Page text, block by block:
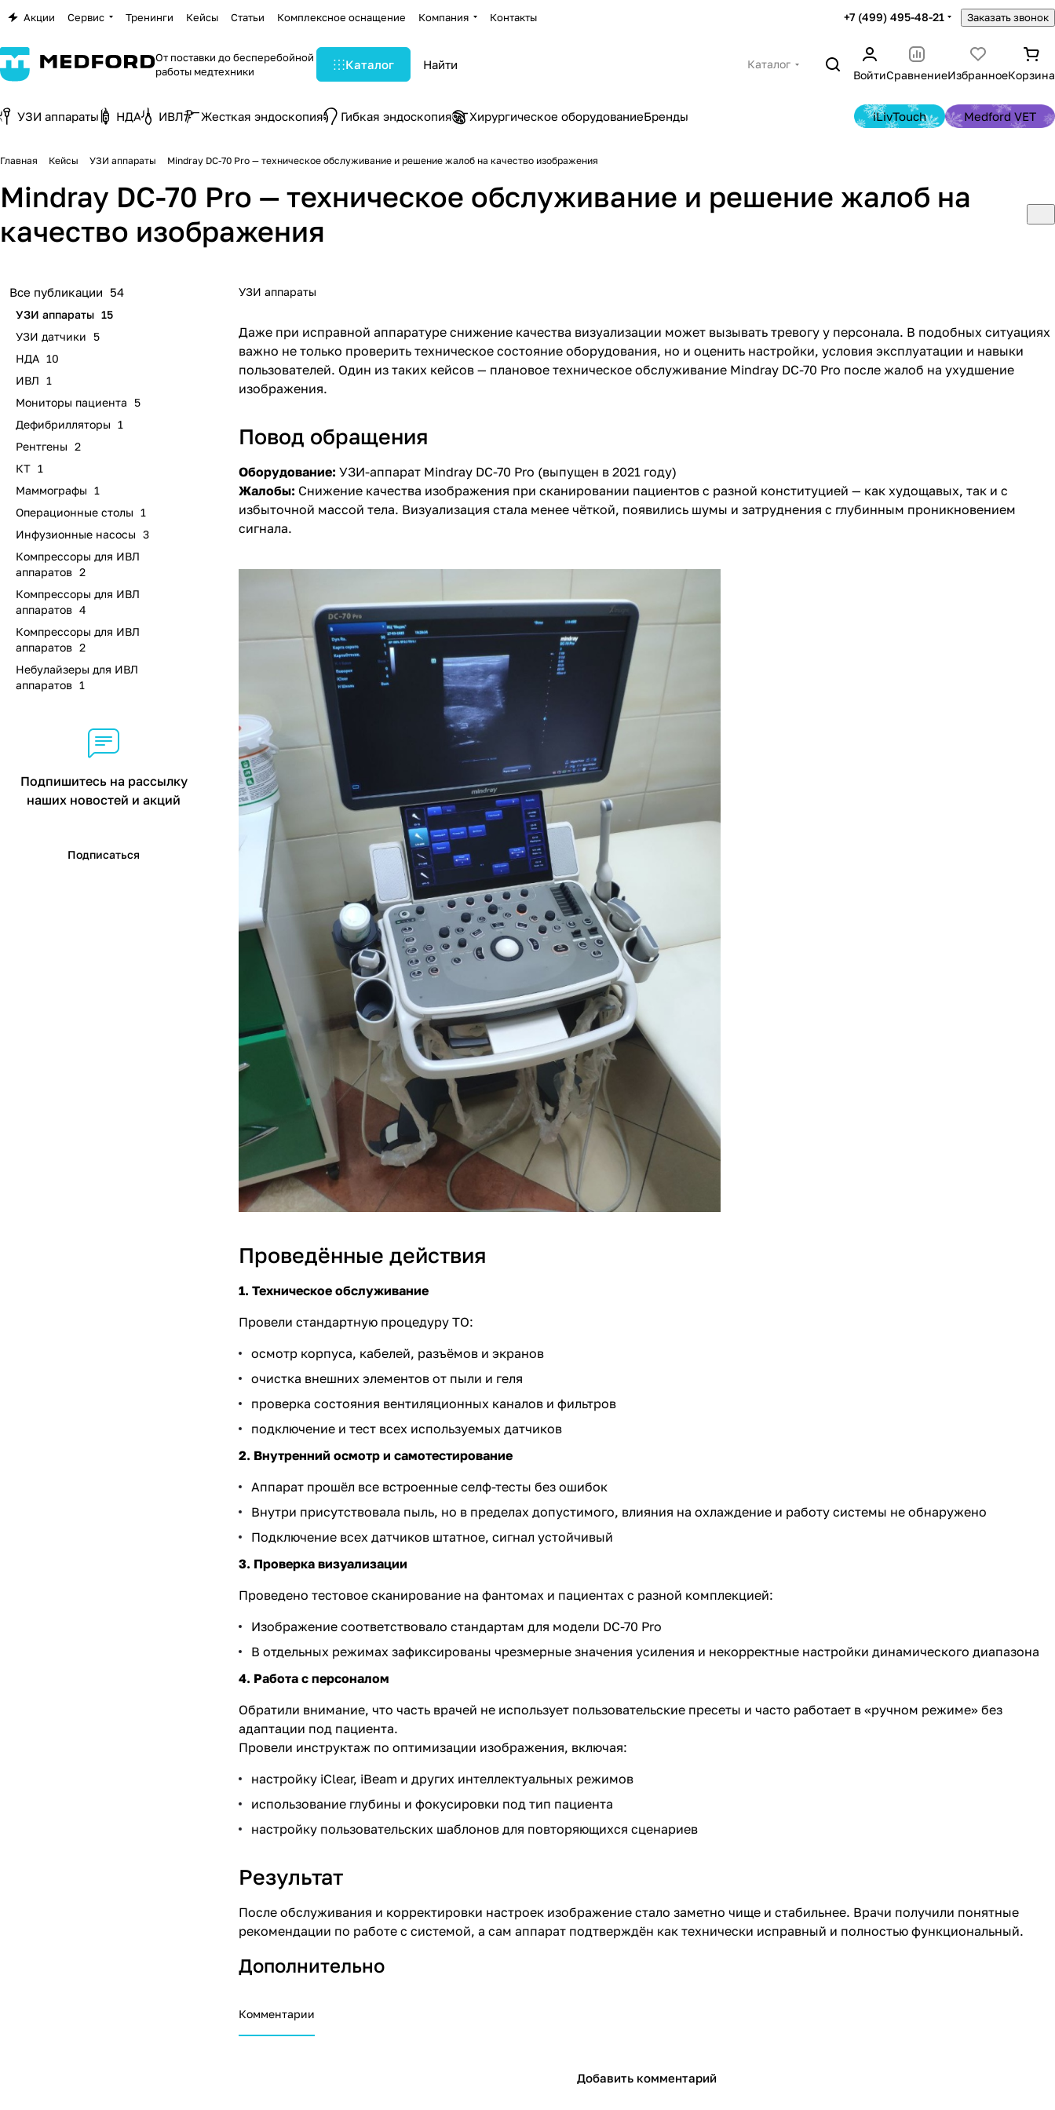
Акции Сервис Тренинги Кейсы Статьи Комплексное оснащение Компания Контакты +7 (499) 495-48-21 Заказать звонок
От поставки до бесперебойной
работы медтехники
Каталог
Каталог
ВойтиСравнениеИзбранноеКорзина
УЗИ аппараты НДА ИВЛ Жесткая эндоскопия Гибкая эндоскопия Хирургическое оборудованиеБренды iLivTouch Medford VET
Главная Кейсы УЗИ аппараты Mindray DC-70 Pro — техническое обслуживание и решение жалоб на качество изображения
Mindray DC-70 Pro — техническое обслуживание и решение жалоб на
качество изображения
УЗИ аппараты
Даже при исправной аппаратуре снижение качества визуализации может вызывать тревогу у персонала. В подобных ситуациях
важно не только проверить техническое состояние оборудования, но и оценить настройки, условия эксплуатации и навыки
пользователей. Один из таких кейсов — плановое техническое обслуживание Mindray DC-70 Pro после жалоб на ухудшение
изображения.
Повод обращения
Оборудование: УЗИ-аппарат Mindray DC-70 Pro (выпущен в 2021 году)
Жалобы: Снижение качества изображения при сканировании пациентов с разной конституцией — как худощавых, так и с
избыточной массой тела. Визуализация стала менее чёткой, появились шумы и затруднения с глубинным проникновением
сигнала.
Проведённые действия
1. Техническое обслуживание
Провели стандартную процедуру ТО:
осмотр корпуса, кабелей, разъёмов и экранов
очистка внешних элементов от пыли и геля
проверка состояния вентиляционных каналов и фильтров
подключение и тест всех используемых датчиков
2. Внутренний осмотр и самотестирование
Аппарат прошёл все встроенные селф-тесты без ошибок
Внутри присутствовала пыль, но в пределах допустимого, влияния на охлаждение и работу системы не обнаружено
Подключение всех датчиков штатное, сигнал устойчивый
3. Проверка визуализации
Проведено тестовое сканирование на фантомах и пациентах с разной комплекцией:
Изображение соответствовало стандартам для модели DC-70 Pro
В отдельных режимах зафиксированы чрезмерные значения усиления и некорректные настройки динамического диапазона
4. Работа с персоналом
Обратили внимание, что часть врачей не использует пользовательские пресеты и часто работает в «ручном режиме» без
адаптации под пациента.
Провели инструктаж по оптимизации изображения, включая:
настройку iClear, iBeam и других интеллектуальных режимов
использование глубины и фокусировки под тип пациента
настройку пользовательских шаблонов для повторяющихся сценариев
Результат
После обслуживания и корректировки настроек изображение стало заметно чище и стабильнее. Врачи получили понятные
рекомендации по работе с системой, а сам аппарат подтверждён как технически исправный и полностью функциональный.
Дополнительно
Комментарии
Добавить комментарий
Все публикации 54
УЗИ аппараты 15
УЗИ датчики
5
НДА 10
ИВЛ 1
Мониторы пациента
5
Дефибрилляторы 1
Рентгены 2
КТ 1
Маммографы 1
Операционные столы 1
Инфузионные насосы 3
Компрессоры для ИВЛ
аппаратов 2
Компрессоры для ИВЛ
аппаратов 4
Компрессоры для ИВЛ
аппаратов 2
Небулайзеры для ИВЛ
аппаратов 1
Подпишитесь на рассылку
наших новостей и акций
Подписаться